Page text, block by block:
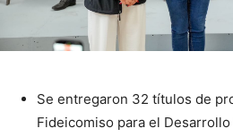
Se entregaron 32 títulos de
Fideicomiso para el